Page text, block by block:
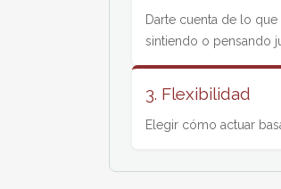
Darte cuenta de lo que
sintiendo o pensando
3. Flexibilidad
Elegir cómo actuar